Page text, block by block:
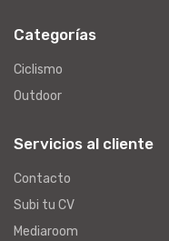
Categorías
Ciclismo
Outdoor
Servicios al cliente
Contacto
Subi tu CV
Mediaroom